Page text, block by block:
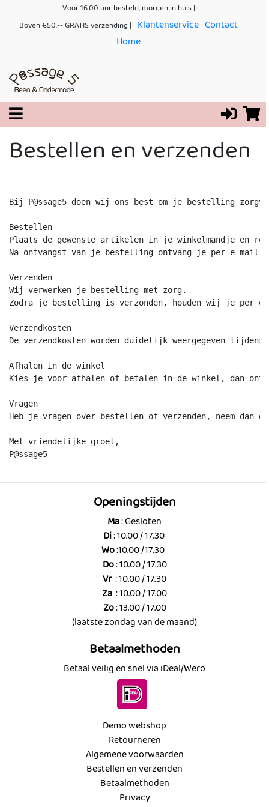
Voor 16:00 uur besteld, morgen in huis |
Boven €50,-- GRATIS verzending | Klantenservice Contact
Home
Bestellen en verzenden
Bij P@ssage5 doen wij ons best om je bestelling
Bestellen
Plaats de gewenste artikelen in je winkelmandje en
Na ontvangst van je bestelling ontvang je per e-mail
Verzenden
Wij verwerken je bestelling met zorg.
Zodra je bestelling is verzonden, houden wij je per e-
Verzendkosten
De verzendkosten worden duidelijk weergegeven
Afhalen in de winkel
Kies je voor afhalen of betalen in de winkel, dan
Vragen
Heb je vragen over bestellen of verzenden, neem dan
Met vriendelijke groet,
P@ssage5
Openingstijden
Ma: Gesloten
Di: 10.00 / 17.30
Wo:10.00 /17.30
Do: 10.00 / 17.30
Vr: 10.00 / 17.30
Za : 10.00 / 17.00
Zo: 13.00 / 17.00
(laatste zondag van de maand)
Betaalmethoden
Betaal veilig en snel via iDeal/Wero
Demo webshop
Retourneren
Algemene voorwaarden
Bestellen en verzenden
Betaalmethoden
Privacy